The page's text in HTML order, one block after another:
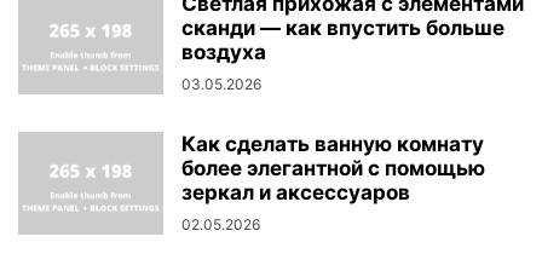
сканди — как впустить больше
воздуха
03.05.2026
Как сделать ванную комнату
более элегантной с помощью
зеркал и аксессуаров
02.05.2026